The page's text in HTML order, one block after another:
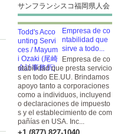
サンフランシスコ福岡県人会
Empresa de co
ntabilidad que
sirve a todo...
Empresa de co
ntabilidad que presta servicio
s en todo EE.UU. Brindamos
apoyo tanto a corporaciones
como a individuos, incluyend
o declaraciones de impuesto
s y el establecimiento de com
pañías en USA. Inc...